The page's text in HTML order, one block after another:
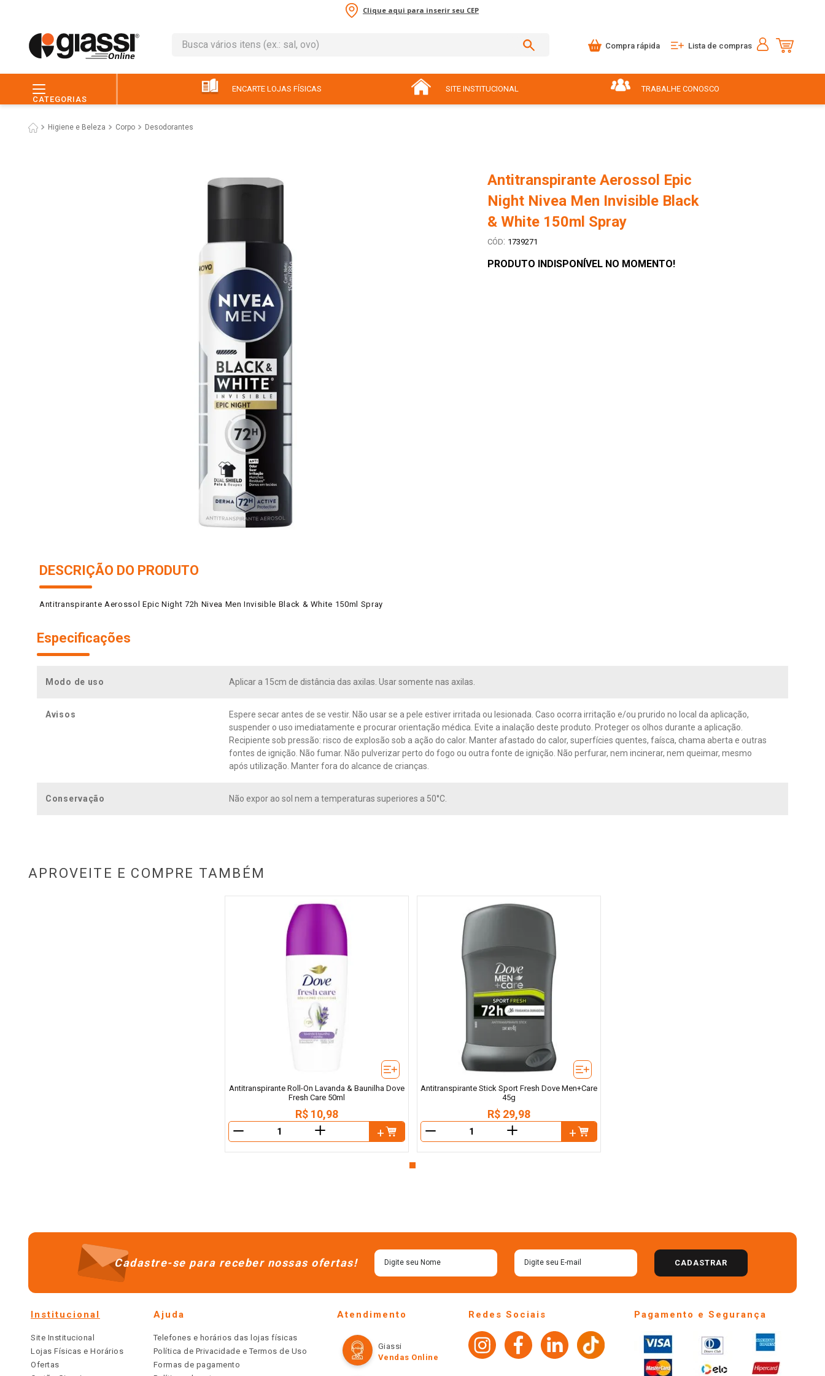
Clique aqui para inserir seu CEP
Busca vários itens (ex.: sal, ovo)
Compra rápida Lista de compras
CATEGORIAS
ENCARTE LOJAS FÍSICAS SITE INSTITUCIONAL TRABALHE CONOSCO
Higiene e Beleza Corpo Desodorantes
Antitranspirante Aerossol Epic
Night Nivea Men Invisible Black
& White 150ml Spray
: 1739271
PRODUTO INDISPONÍVEL NO MOMENTO!
DESCRIÇÃO DO PRODUTO
Antitranspirante Aerossol Epic Night 72h Nivea Men Invisible Black & White 150ml Spray
Especificações
Modo de uso Aplicar a 15cm de distância das axilas. Usar somente nas axilas.
Avisos
Espere secar antes de se vestir. Não usar se a pele estiver irritada ou lesionada. Caso ocorra irritação e/ou prurido no local da aplicação,
suspender o uso imediatamente e procurar orientação médica. Evite a inalação deste produto. Proteger os olhos durante a aplicação.
Recipiente sob pressão: risco de explosão sob a ação do calor. Manter afastado do calor, superfícies quentes, faísca, chama aberta e outras
fontes de ignição. Não fumar. Não pulverizar perto do fogo ou outra fonte de ignição. Não perfurar, nem incinerar, nem queimar, mesmo
após utilização. Manter fora do alcance de crianças.
Conservação Não expor ao sol nem a temperaturas superiores a 50°C.
APROVEITE E COMPRE TAMBÉM
Antitranspirante Roll-On Lavanda & Baunilha Dove
Fresh Care 50ml
R$ 10,98
＋
Antitranspirante Stick Sport Fresh Dove Men+Care
45g
R$ 29,98
＋
Cadastre-se para receber nossas ofertas! CADASTRAR
Institucional
Site Institucional
Lojas Físicas e Horários
Ofertas
Ajuda
Telefones e horários das lojas físicas
Política de Privacidade e Termos de Uso
Formas de pagamento
Atendimento
Giassi
Vendas Online
Redes Sociais Pagamento e Segurança
leite
3º
macarrão
arroz